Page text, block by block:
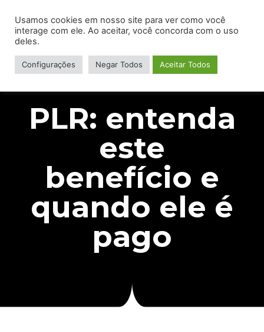
PLR: entenda
este
benefício e
quando ele é
pago
Usamos cookies em nosso site para ver como você
interage com ele. Ao aceitar, você concorda com o uso
deles.
Configurações Negar Todos Aceitar Todos